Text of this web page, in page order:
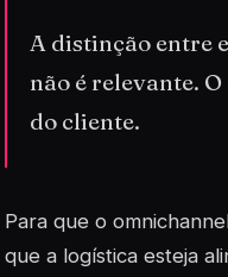
A distinção entre
não é relevante.
do cliente.
Para que o
que a logística esteja